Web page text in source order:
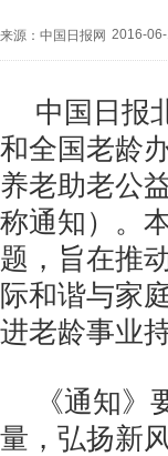
来源：中国日报网 2016-
中国日报
和全国老龄
养老助老公
称通知）。
题，旨在推
际和谐与家
进老龄事业
《通知
量，弘扬新